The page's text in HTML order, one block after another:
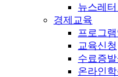
뉴스레
경제교육
프로그램
교육신청
수료증
온라인